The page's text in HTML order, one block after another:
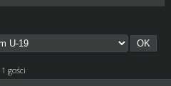
gości